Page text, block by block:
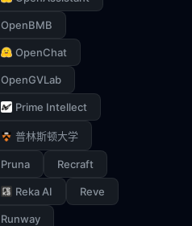
OpenBMB
OpenChat
OpenGVLab
Prime Intellect
普林斯顿大学
Pruna Recraft
Reka AI Reve
Runway